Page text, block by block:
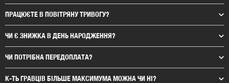
ПРАЦЮЄТЕ В ПОВІТРЯНУ ТРИВОГУ?
ЧИ Є ЗНИЖКА В ДЕНЬ НАРОДЖЕННЯ?
ЧИ ПОТРІБНА ПЕРЕДОПЛАТА?
К-ТЬ ГРАВЦІВ БІЛЬШЕ МАКСИМУМА МОЖНА ЧИ НІ?